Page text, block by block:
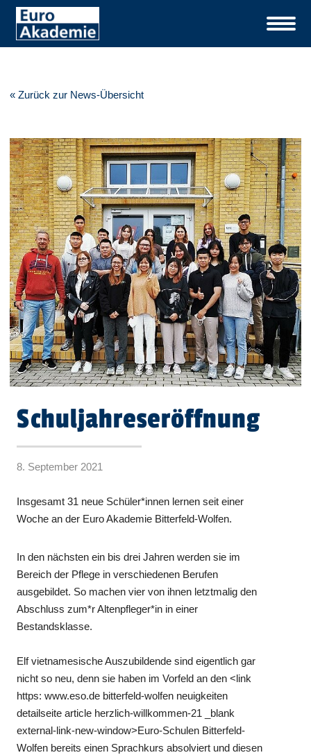
« Zurück zur News-Übersicht
Schuljahreseröffnung
8. September 2021
Insgesamt 31 neue Schüler*innen lernen seit einer
Woche an der Euro Akademie Bitterfeld-Wolfen.
In den nächsten ein bis drei Jahren werden sie im
Bereich der Pflege in verschiedenen Berufen
ausgebildet. So machen vier von ihnen letztmalig den
Abschluss zum*r Altenpfleger*in in einer
Bestandsklasse.
Elf vietnamesische Auszubildende sind eigentlich gar
nicht so neu, denn sie haben im Vorfeld an den <link
https: www.eso.de bitterfeld-wolfen neuigkeiten
detailseite article herzlich-willkommen-21 _blank
external-link-new-window>Euro-Schulen Bitterfeld-
Wolfen bereits einen Sprachkurs absolviert und diesen